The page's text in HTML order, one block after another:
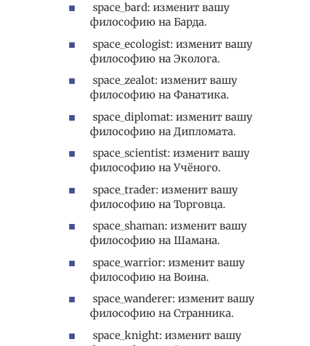
space_bard: изменит вашу
философию на Барда.
space_ecologist: изменит вашу
философию на Эколога.
space_zealot: изменит вашу
философию на Фанатика.
space_diplomat: изменит вашу
философию на Дипломата.
space_scientist: изменит вашу
философию на Учёного.
space_trader: изменит вашу
философию на Торговца.
space_shaman: изменит вашу
философию на Шамана.
space_warrior: изменит вашу
философию на Воина.
space_wanderer: изменит вашу
философию на Странника.
space_knight: изменит вашу